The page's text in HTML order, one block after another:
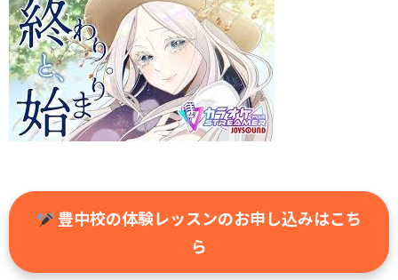
豊中校の体験レッスンのお申し込みはこち
ら